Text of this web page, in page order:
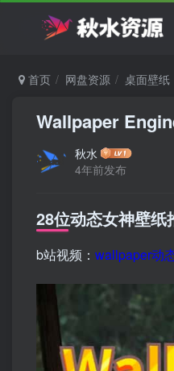
首页 网盘资源 桌面壁纸
Wallpaper
秋水
4年前发布
28位动态女神壁纸
b站视频： wallpaper动